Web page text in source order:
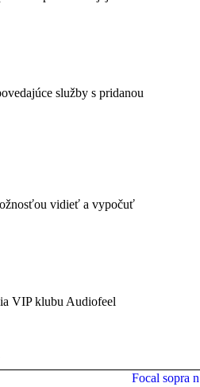
služby s pridanou
vidieť a vypočuť
VIP klubu Audiofeel